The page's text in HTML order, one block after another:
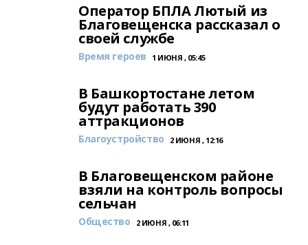
Оператор БПЛА Лютый из
Благовещенска рассказал о
своей службе
Время героев 1 ИЮНЯ , 05:45
В Башкортостане летом
будут работать 390
аттракционов
Благоустройство 2 ИЮНЯ , 12:16
В Благовещенском районе
взяли на контроль вопросы
сельчан
Общество 2 ИЮНЯ , 06:11